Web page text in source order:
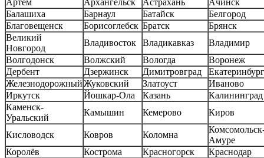
Артём
Архангельск Астрахань
Ачинск
Балашиха
Барнаул Батайск
Белгород
Благовещенск
Борисоглебск Братск
Брянск
Великий
Новгород
Владивосток Владикавказ
Владимир
Волгодонск
Волжский Вологда
Воронеж
Дербент
Дзержинск Димитровград
Екатеринбург
ЖелезнодорожныйЖуковский Златоуст
Иваново
Иркутск
Йошкар-Ола Казань
Калининград
Каменск-
Уральский
Камышин Кемерово Киров
Кисловодск Ковров Коломна
Амуре
Королёв
Кострома Красногорск
Краснодар